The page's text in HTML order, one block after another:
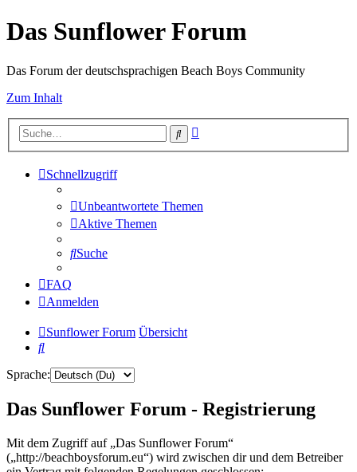
Das Sunflower Forum
Das Forum der deutschsprachigen Beach Boys Community
Zum Inhalt
Suche
Schnellzugriff
Unbeantwortete Themen
Aktive Themen
Suche
FAQ
Anmelden
Sunflower Forum Übersicht
Suche
Sprache:
Das Sunflower Forum - Registrierung
Mit dem Zugriff auf „Das Sunflower Forum“
(„http://beachboysforum.eu“) wird zwischen dir und dem Betreiber